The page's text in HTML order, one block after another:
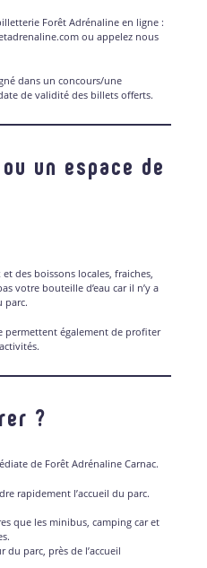
Forêt Adrénaline en ligne :
ou appelez nous
dans un concours/une
de validité des billets offerts.
un espace de
des boissons locales, fraiches,
votre bouteille d’eau car il n’y a
parc.
permettent également de profiter
?
de Forêt Adrénaline Carnac.
rapidement l’accueil du parc.
que les minibus, camping car et
du parc, près de l’accueil